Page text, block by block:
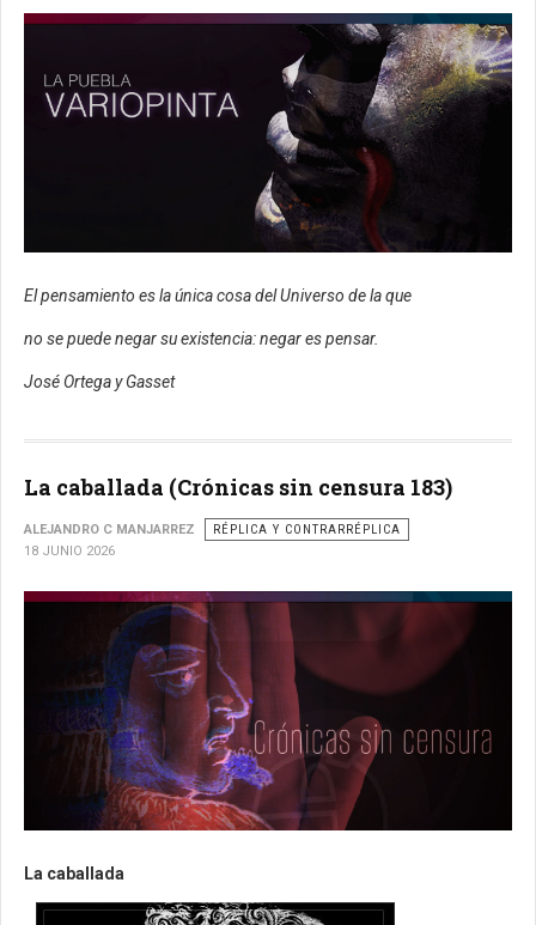
El pensamiento es la única cosa del Universo de la que
no se puede negar su existencia: negar es pensar.
José Ortega y Gasset
La caballada (Crónicas sin censura 183)
ALEJANDRO C MANJARREZ
RÉPLICA Y CONTRARRÉPLICA
18 JUNIO 2026
La caballada